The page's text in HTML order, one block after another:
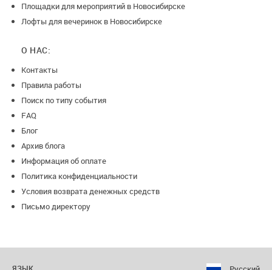
-менее, чем за 15 дней, предоплата не возвращается
Площадки для мероприятий в Новосибирске
Лофты для вечеринок в Новосибирске
О НАС:
Контакты
Правила работы
Поиск по типу события
FAQ
Блог
Архив блога
Информация об оплате
Политика конфиденциальности
Условия возврата денежных средств
Письмо директору